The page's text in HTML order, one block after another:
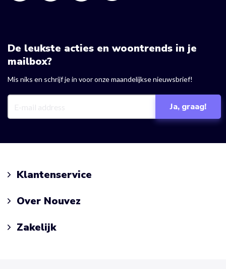
De leukste acties en woontrends in je
mailbox?
Mis niks en schrijf je in voor onze maandelijkse nieuwsbrief!
Klantenservice
Over Nouvez
Zakelijk